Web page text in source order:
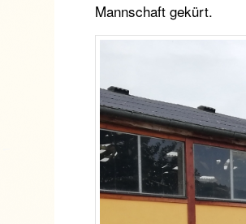
Mannschaft gekürt.